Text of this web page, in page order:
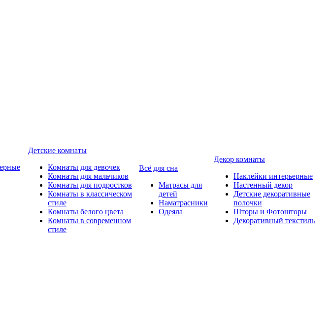
Детские комнаты
Комнаты для девочек
Комнаты для мальчиков
Комнаты для подростков
Комнаты в классическом
стиле
Комнаты белого цвета
Комнаты в современном
стиле
Всё для сна
Матрасы для
детей
Наматрасники
Одеяла
Декор комнаты
Наклейки интерьерные
Настенный декор
Детские декоративные
полочки
Шторы и Фотошторы
Декоративный текстиль